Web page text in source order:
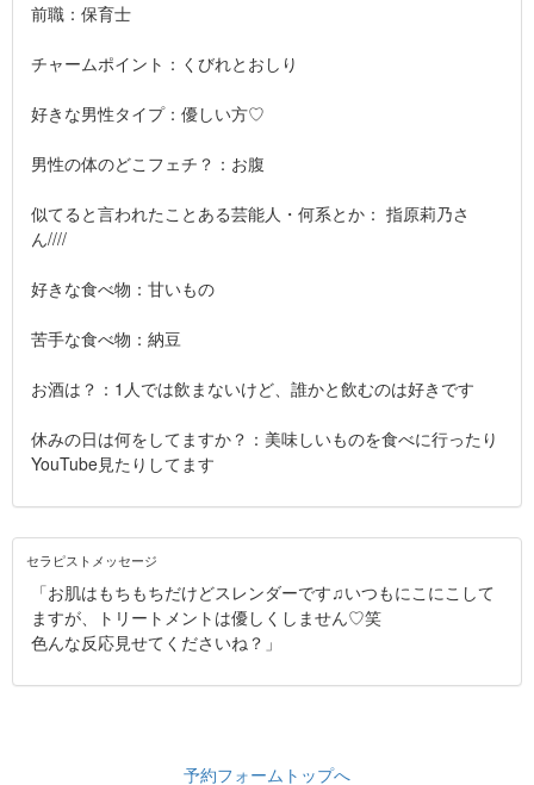
前職：保育士
チャームポイント：くびれとおしり
好きな男性タイプ：優しい方♡
男性の体のどこフェチ？：お腹
似てると言われたことある芸能人・何系とか： 指原莉乃さ
ん////
好きな食べ物：甘いもの
苦手な食べ物：納豆
お酒は？：1人では飲まないけど、誰かと飲むのは好きです
休みの日は何をしてますか？：美味しいものを食べに行ったり
YouTube見たりしてます
セラピストメッセージ
「お肌はもちもちだけどスレンダーです♫いつもにこにこして
ますが、トリートメントは優しくしません♡笑
色んな反応見せてくださいね？」
予約フォームトップへ